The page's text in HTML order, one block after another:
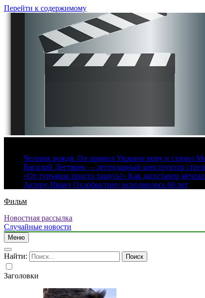
Перейти к содержимому
Человек вождя. Он привил Украине мову и строил
Василий Дегтярев — легендарный конструктор
«От турчанок просто тащусь!» Как дагестанец
Актеру Ивану Охлобыстину исполнилось 60 лет
Фильм
Новостная рассылка
Случайные новости
Меню
Найти:
Заголовки